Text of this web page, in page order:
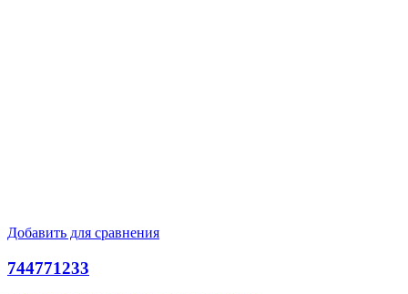
Добавить для сравнения
744771233